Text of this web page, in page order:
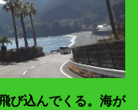
び込んでくる。海が